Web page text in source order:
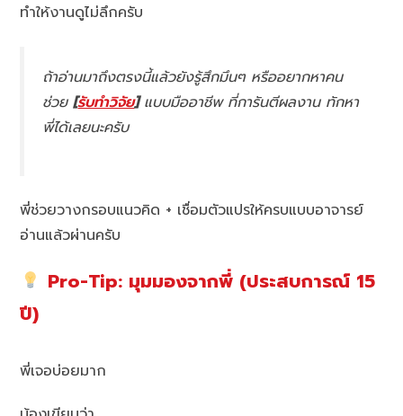
ทำให้งานดูไม่ลึกครับ
ถ้าอ่านมาถึงตรงนี้แล้วยังรู้สึกมึนๆ หรืออยากหาคน
ช่วย[รับทำวิจัย]แบบมืออาชีพ ที่การันตีผลงาน ทักหา
พี่ได้เลยนะครับ
พี่ช่วยวางกรอบแนวคิด + เชื่อมตัวแปรให้ครบแบบอาจารย์
อ่านแล้วผ่านครับ
Pro-Tip: มุมมองจากพี่ (ประสบการณ์ 15
ปี)
พี่เจอบ่อยมาก